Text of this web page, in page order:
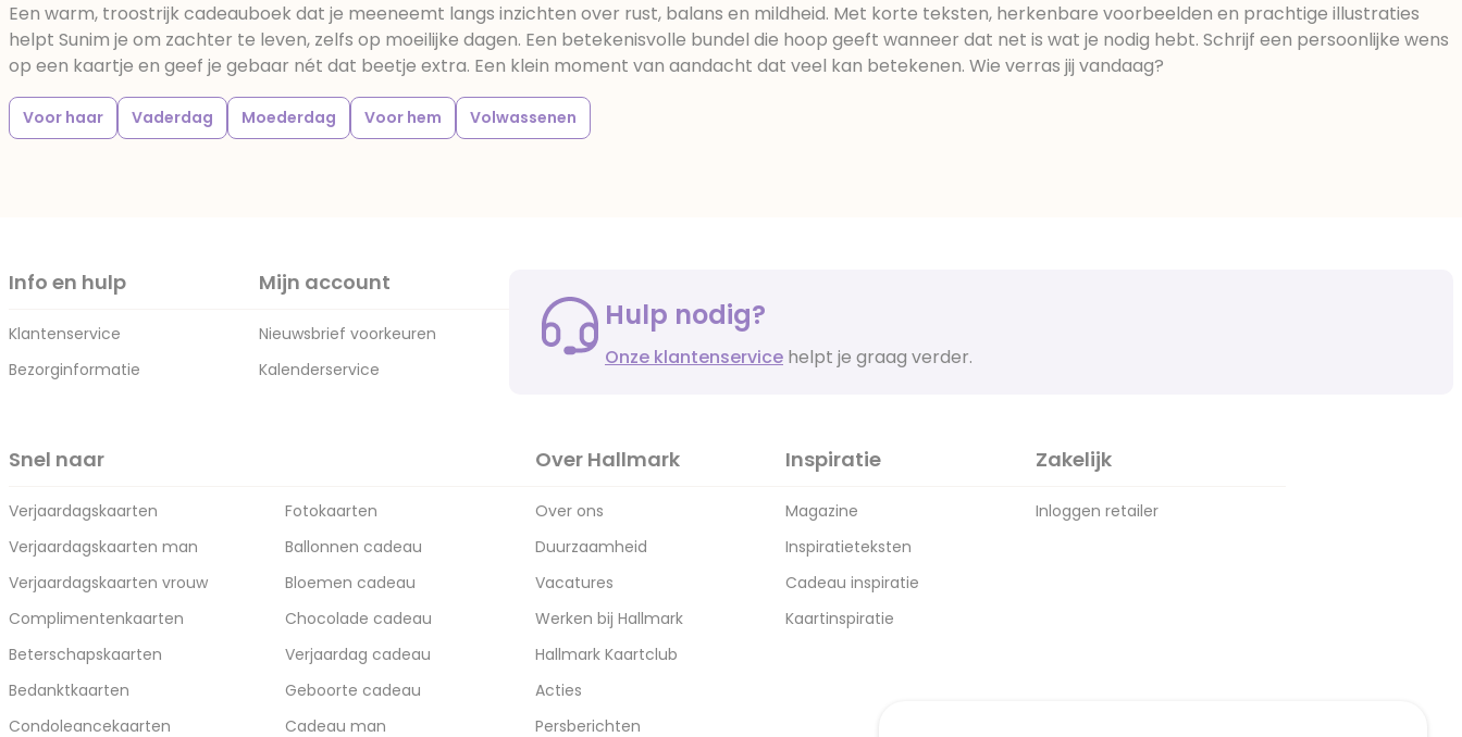
Een warm, troostrijk cadeauboek dat je meeneemt langs inzichten over rust, balans en mildheid. Met korte teksten, herkenbare voorbeelden en prachtige illustraties
helpt Sunim je om zachter te leven, zelfs op moeilijke dagen. Een betekenisvolle bundel die hoop geeft wanneer dat net is wat je nodig hebt. Schrijf een persoonlijke wens
op een kaartje en geef je gebaar nét dat beetje extra. Een klein moment van aandacht dat veel kan betekenen. Wie verras jij vandaag?
Voor haar Vaderdag Moederdag Voor hem Volwassenen
Info en hulp
Klantenservice
Bezorginformatie
Mijn account
Nieuwsbrief voorkeuren
Kalenderservice
Hulp nodig?
Onze klantenservice helpt je graag verder.
Snel naar
Verjaardagskaarten
Verjaardagskaarten man
Verjaardagskaarten vrouw
Complimentenkaarten
Beterschapskaarten
Bedanktkaarten
Condoleancekaarten
Fotokaarten
Ballonnen cadeau
Bloemen cadeau
Chocolade cadeau
Verjaardag cadeau
Geboorte cadeau
Cadeau man
Over Hallmark
Over ons
Duurzaamheid
Vacatures
Werken bij Hallmark
Hallmark Kaartclub
Acties
Persberichten
Inspiratie
Magazine
Inspiratieteksten
Cadeau inspiratie
Kaartinspiratie
Zakelijk
Inloggen retailer